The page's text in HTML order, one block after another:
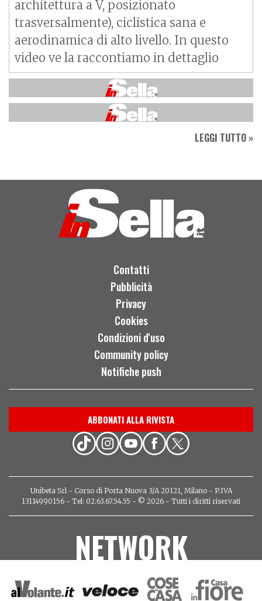
architettura a V, posizionato
trasversalmente), ciclistica sana e
aerodinamica di alto livello. In questo
video ve la raccontiamo in dettaglio
LEGGI TUTTO »
Contatti
Pubblicità
Privacy
Cookies
Condizioni d'uso
Community policy
Notifiche push
ABBONATI ALLA RIVISTA
Unibeta Srl - Corso di Porta Nuova 3/A 20121, Milano - P.IVA
13114990156 - Tel: 02.63.67.54.55 - © 2026 - Tutti i diritti riservati
NETWORK